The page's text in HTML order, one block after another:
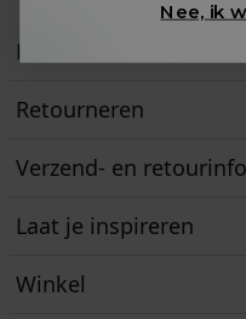
Klantenservice
Retourneren
Verzend- en
Laat je inspireren
Winkel
Nee, ik